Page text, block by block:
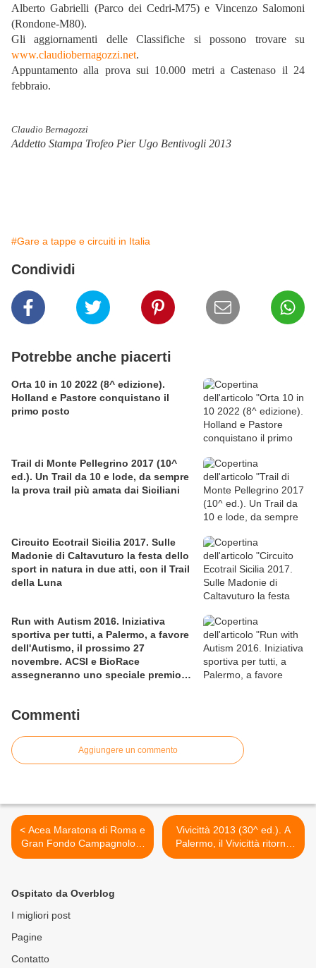
Alberto Gabrielli (Parco dei Cedri-M75) e Vincenzo Salomoni
(Rondone-M80).
Gli aggiornamenti delle Classifiche si possono trovare su
www.claudiobernagozzi.net.
Appuntamento alla prova sui 10.000 metri a Castenaso il 24
febbraio.
Claudio Bernagozzi
Addetto Stampa Trofeo Pier Ugo Bentivogli 2013
#Gare a tappe e circuiti in Italia
Condividi
Potrebbe anche piacerti
Orta 10 in 10 2022 (8^ edizione).
Holland e Pastore conquistano il
primo posto
Trail di Monte Pellegrino 2017 (10^
ed.). Un Trail da 10 e lode, da sempre
la prova trail più amata dai Siciliani
Circuito Ecotrail Sicilia 2017. Sulle
Madonie di Caltavuturo la festa dello
sport in natura in due atti, con il Trail
della Luna
Run with Autism 2016. Iniziativa
sportiva per tutti, a Palermo, a favore
dell'Autismo, il prossimo 27
novembre. ACSI e BioRace
assegneranno uno speciale premio
Commenti
Aggiungere un commento
< Acea Maratona di Roma e
Gran Fondo Campagnolo. I
due grandi eventi sportivi
Vivicittà 2013 (30^ ed.). A
Palermo, il Vivicittà ritorna
alle origini: oltre alla 12 km,
Ospitato da Overblog
I migliori post
Pagine
Contatto